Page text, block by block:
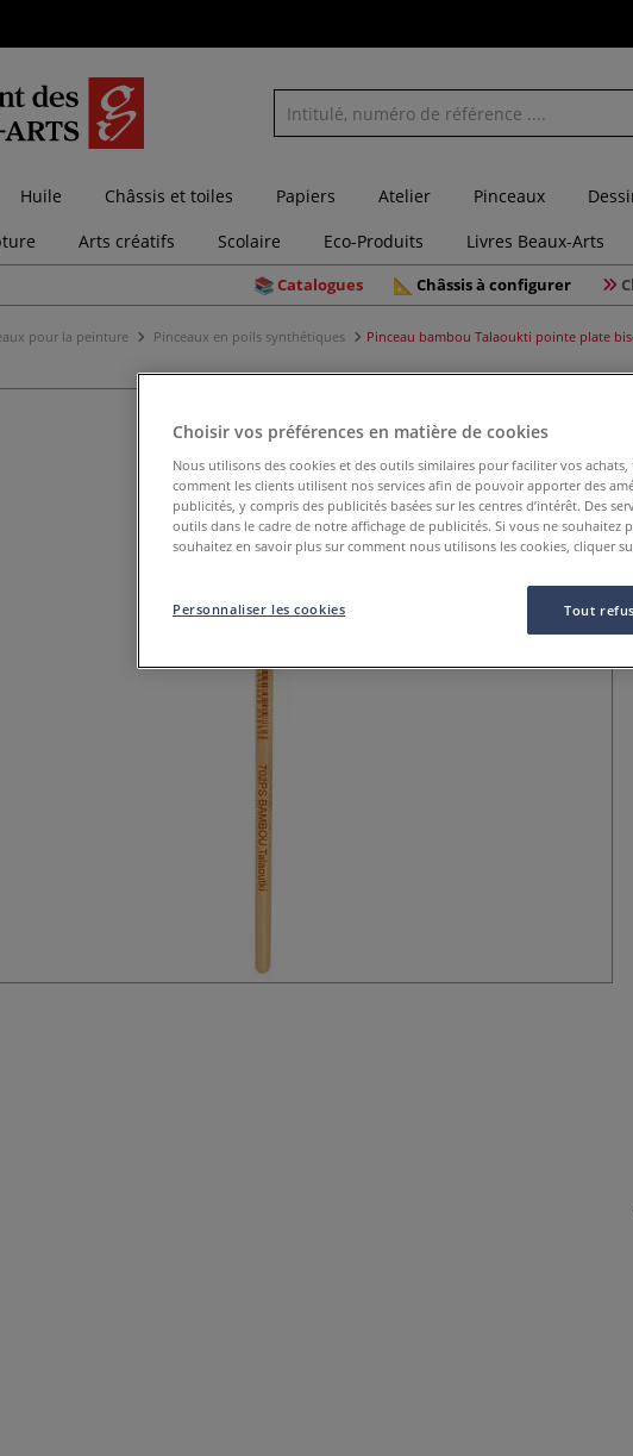
Huile Châssis et toiles Papiers Atelier Pinceaux
Arts créatifs Scolaire Eco-Produits Livres Beaux-Arts
Catalogues Châssis à configurer
pour la peinture Pinceaux en poils synthétiques Pinceau bambou Talaoukti pointe plate
Choisir vos préférences en matière de cookies
Nous utilisons des cookies et des outils similaires pour faciliter vos
comment les clients utilisent nos services afin de pouvoir apporter des
publicités, y compris des publicités basées sur les centres d’intérêt. Des
outils dans le cadre de notre affichage de publicités. Si vous ne souhaitez
souhaitez en savoir plus sur comment nous utilisons les cookies, cliquer
Tout
Personnaliser les cookies